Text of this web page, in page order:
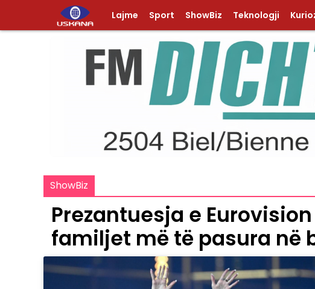
Lajme Sport ShowBiz Teknologji
ShowBiz
Prezantuesja e
familjet më të pasura në